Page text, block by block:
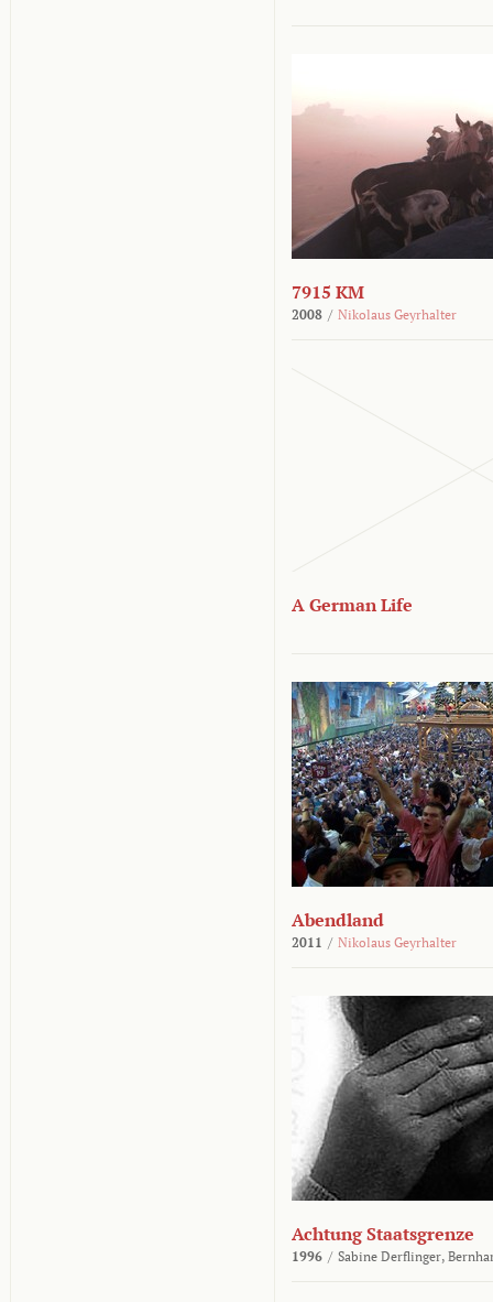
7915 KM
2008 / Nikolaus Geyrhalter
A German Life
Abendland
2011 / Nikolaus Geyrhalter
Achtung Staatsgrenze
1996 / Sabine Derflinger,